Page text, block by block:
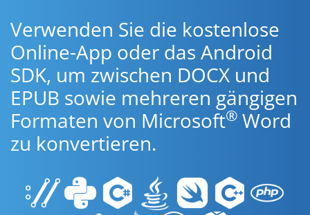
Verwenden Sie die kostenlose
Online-App oder das Android
SDK, um zwischen DOCX und
EPUB sowie mehreren gängigen
Formaten von Microsoft® Word
zu konvertieren.